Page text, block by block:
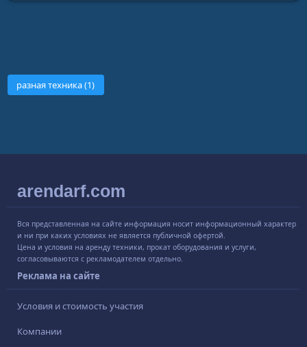
разная техника (1)
arendarf.com
Вся представленная на сайте информация носит информационный характер
и ни при каких условиях не является публичной офертой.
Цена и условия на аренду техники, прокат оборудования и услуги,
согласовываются с рекламодателем отдельно.
Реклама на сайте
Условия и стоимость участия
Компании